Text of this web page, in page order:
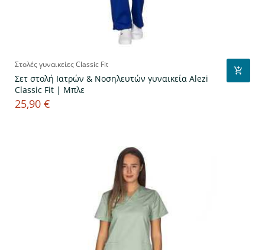
Στολές γυναικείες Classic Fit
Σετ στολή Ιατρών & Νοσηλευτών γυναικεία Alezi
Classic Fit | Μπλε
Τιμή
25,90 €